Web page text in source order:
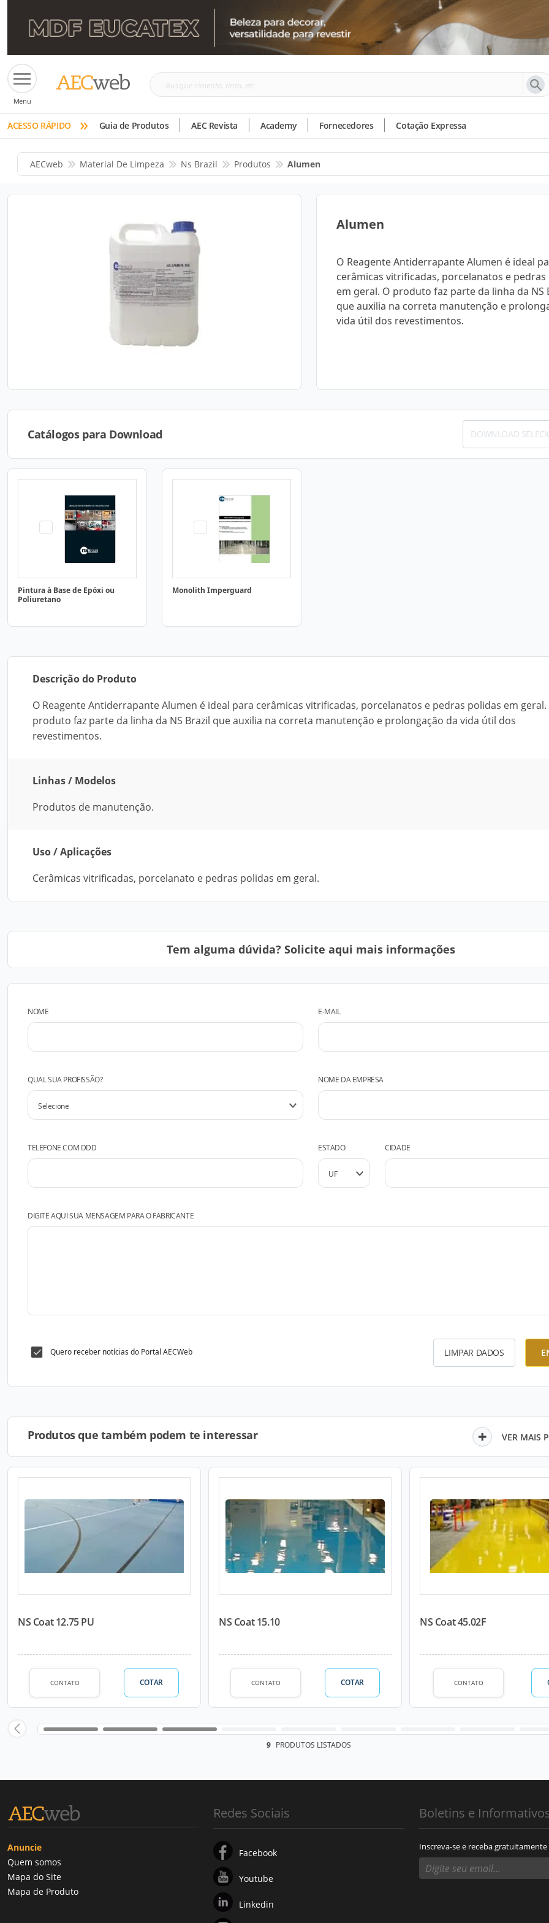
Menu
Busque
tinta,
etc
ACESSO RÁPIDO » Guia de Produtos AEC Revista Academy Fornecedores Cotação Expressa
AECweb Material De Limpeza Ns Brazil Produtos Alumen
Alumen
O Reagente Antiderrapante Alumen é ideal
cerâmicas vitrificadas, porcelanatos e
em geral. O produto faz parte da linha da NS
que auxilia na correta manutenção e
vida útil dos revestimentos.
Catálogos para Download DOWNLOAD
Pintura à Base de Epóxi ou
Poliuretano
Monolith Imperguard
Descrição do Produto
O Reagente Antiderrapante Alumen é ideal para cerâmicas vitrificadas, porcelanatos e pedras polidas em geral.
produto faz parte da linha da NS Brazil que auxilia na correta manutenção e prolongação da vida útil dos
revestimentos.
Linhas / Modelos
Produtos de manutenção.
Uso / Aplicações
Cerâmicas vitrificadas, porcelanato e pedras polidas em geral.
Tem alguma dúvida? Solicite aqui mais informações
NOME E-MAIL
QUAL SUA PROFISSÃO? NOME DA EMPRESA
TELEFONE COM DDD ESTADO CIDADE
DIGITE AQUI SUA MENSAGEM PARA O FABRICANTE
Quero receber notícias do Portal AECWeb LIMPAR DADOS
Produtos que também podem te interessar VER MAIS
NS Coat 12.75 PU
CONTATO COTAR
NS Coat 15.10
CONTATO COTAR
NS Coat 45.02F
CONTATO
9 PRODUTOS LISTADOS
Anuncie
Quem somos
Mapa do Site
Mapa de Produto
Redes Sociais
Facebook
Youtube
Linkedin
Boletins e
Inscreva-se e receba gratuitamente